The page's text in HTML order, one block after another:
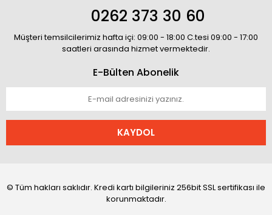
0262 373 30 60
Müşteri temsilcilerimiz hafta içi: 09:00 - 18:00 C.tesi 09:00 - 17:00
saatleri arasında hizmet vermektedir.
E-Bülten Abonelik
KAYDOL
© Tüm hakları saklıdır. Kredi kartı bilgileriniz 256bit SSL sertifikası ile
korunmaktadır.